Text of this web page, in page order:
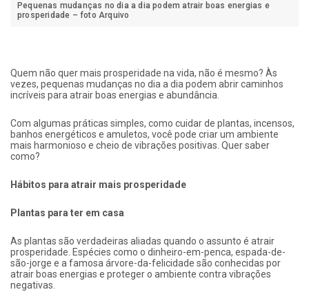
Pequenas mudanças no dia a dia podem atrair boas energias e
prosperidade – foto Arquivo
Quem não quer mais prosperidade na vida, não é mesmo? Às
vezes, pequenas mudanças no dia a dia podem abrir caminhos
incríveis para atrair boas energias e abundância.
Com algumas práticas simples, como cuidar de plantas, incensos,
banhos energéticos e amuletos, você pode criar um ambiente
mais harmonioso e cheio de vibrações positivas. Quer saber
como?
Hábitos para atrair mais prosperidade
Plantas para ter em casa
As plantas são verdadeiras aliadas quando o assunto é atrair
prosperidade. Espécies como o dinheiro-em-penca, espada-de-
são-jorge e a famosa árvore-da-felicidade são conhecidas por
atrair boas energias e proteger o ambiente contra vibrações
negativas.